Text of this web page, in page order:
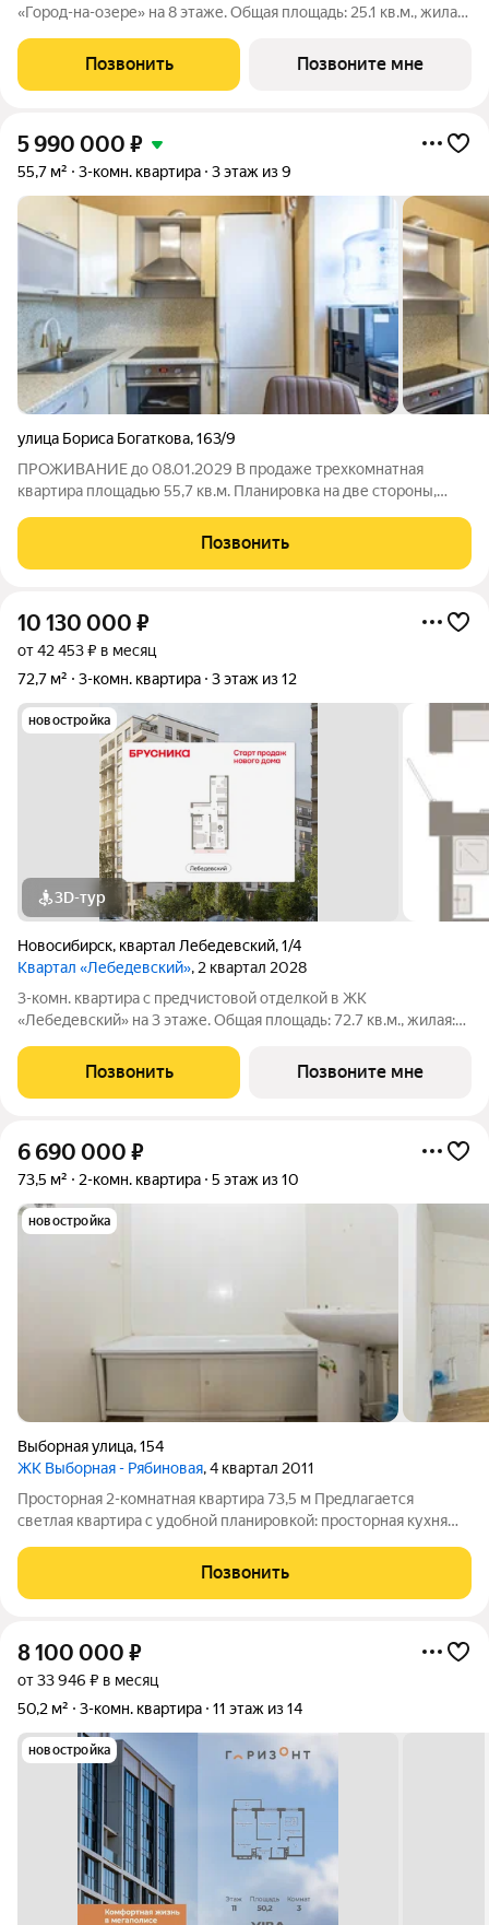
«Город-на-озере» на 8 этаже. Общая площадь: 25.1 кв.м., жилая:
Студия в проекте Город-на-озере. Особенности планировки:
вид во двор,
Позвонить Позвоните мне
5 990 000 ₽
55,7 м² 3-комн. квартира 3 этаж из 9
улица Бориса Богаткова,163/9
ПРОЖИВАНИЕ до 08.01.2029 В продаже трехкомнатная
квартира площадью 55,7 кв.м. Планировка на две стороны,
раздельный сан.узел. Ремонт выполнен в светлых оттенках. В
стоимость квартиры входит
Позвонить
10 130 000 ₽
от 42 453 ₽ в месяц
72,7 м²
3-комн. квартира 3 этаж из 12
новостройка
3D-тур
Новосибирск, квартал Лебедевский,1/4
Квартал «Лебедевский», 2 квартал 2028
3-комн. квартира с предчистовой отделкой в ЖК
«Лебедевский» на 3 этаже. Общая площадь: 72.7 кв.м., жилая:
потолков 2.82 м. Продаётся с паркингом. Квартира с кухней-
гостиной и двумя
Позвонить Позвоните мне
6 690 000 ₽
73,5 м² 2-комн. квартира 5 этаж из 10
новостройка
Выборная улица,154
ЖК Выборная - Рябиновая, 4 квартал 2011
Просторная 2-комнатная квартира 73,5 м Предлагается
светлая квартира с удобной планировкой: просторная кухня
застеклённая лоджия. Большие помещения позволяют
комфортно разместить всё необходимое
Позвонить
8 100 000 ₽
от 33 946 ₽ в месяц
50,2 м²
3-комн. квартира 11 этаж из 14
новостройка